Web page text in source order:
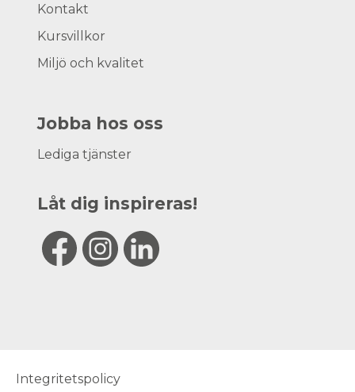
Kontakt
Kursvillkor
Miljö och kvalitet
Jobba hos oss
Lediga tjänster
Låt dig inspireras!
Integritetspolicy